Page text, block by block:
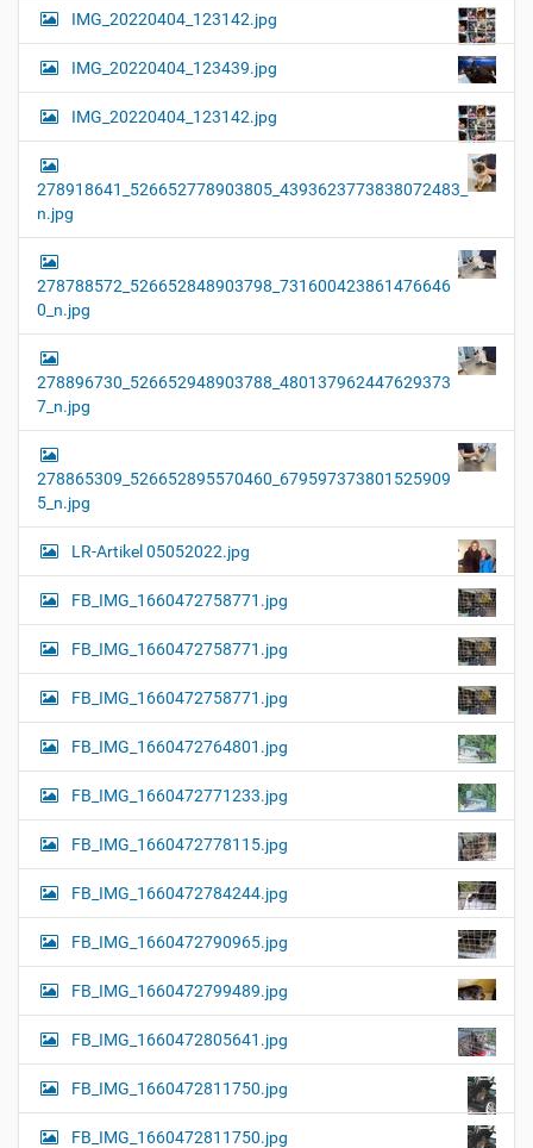
IMG_20220404_123142.jpg
IMG_20220404_123439.jpg
IMG_20220404_123142.jpg
278918641_526652778903805_4393623773838072483_
n.jpg
278788572_526652848903798_731600423861476646
0_n.jpg
278896730_526652948903788_480137962447629373
7_n.jpg
278865309_526652895570460_679597373801525909
5_n.jpg
LR-Artikel 05052022.jpg
FB_IMG_1660472758771.jpg
FB_IMG_1660472758771.jpg
FB_IMG_1660472758771.jpg
FB_IMG_1660472764801.jpg
FB_IMG_1660472771233.jpg
FB_IMG_1660472778115.jpg
FB_IMG_1660472784244.jpg
FB_IMG_1660472790965.jpg
FB_IMG_1660472799489.jpg
FB_IMG_1660472805641.jpg
FB_IMG_1660472811750.jpg
FB_IMG_1660472811750.jpg